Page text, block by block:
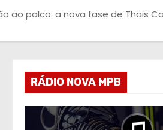
ao palco: a nova fase de Thais
RÁDIO NOVA MPB